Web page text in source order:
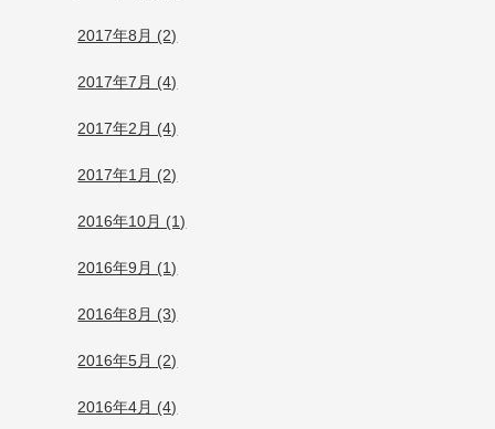
2017年8月 (2)
2017年7月 (4)
2017年2月 (4)
2017年1月 (2)
2016年10月 (1)
2016年9月 (1)
2016年8月 (3)
2016年5月 (2)
2016年4月 (4)